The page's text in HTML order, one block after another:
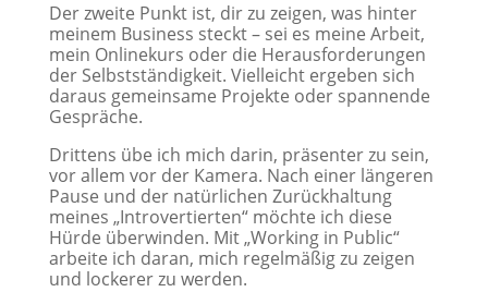
Der zweite Punkt ist, dir zu zeigen, was hinter
meinem Business steckt – sei es meine Arbeit,
mein Onlinekurs oder die Herausforderungen
der Selbstständigkeit. Vielleicht ergeben sich
daraus gemeinsame Projekte oder spannende
Gespräche.
Drittens übe ich mich darin, präsenter zu sein,
vor allem vor der Kamera. Nach einer längeren
Pause und der natürlichen Zurückhaltung
meines „Introvertierten“ möchte ich diese
Hürde überwinden. Mit „Working in Public“
arbeite ich daran, mich regelmäßig zu zeigen
und lockerer zu werden.